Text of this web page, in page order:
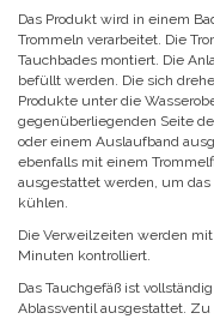
Das Produkt wird in einem
Trommeln verarbeitet. Die
Tauchbades montiert. Die
befüllt werden. Die sich
Produkte unter die
gegenüberliegenden Seite
oder einem Auslaufband
ebenfalls mit einem
ausgestattet werden, um
kühlen.
Die Verweilzeiten werden
Minuten kontrolliert.
Das Tauchgefäß ist
Ablassventil ausgestattet.